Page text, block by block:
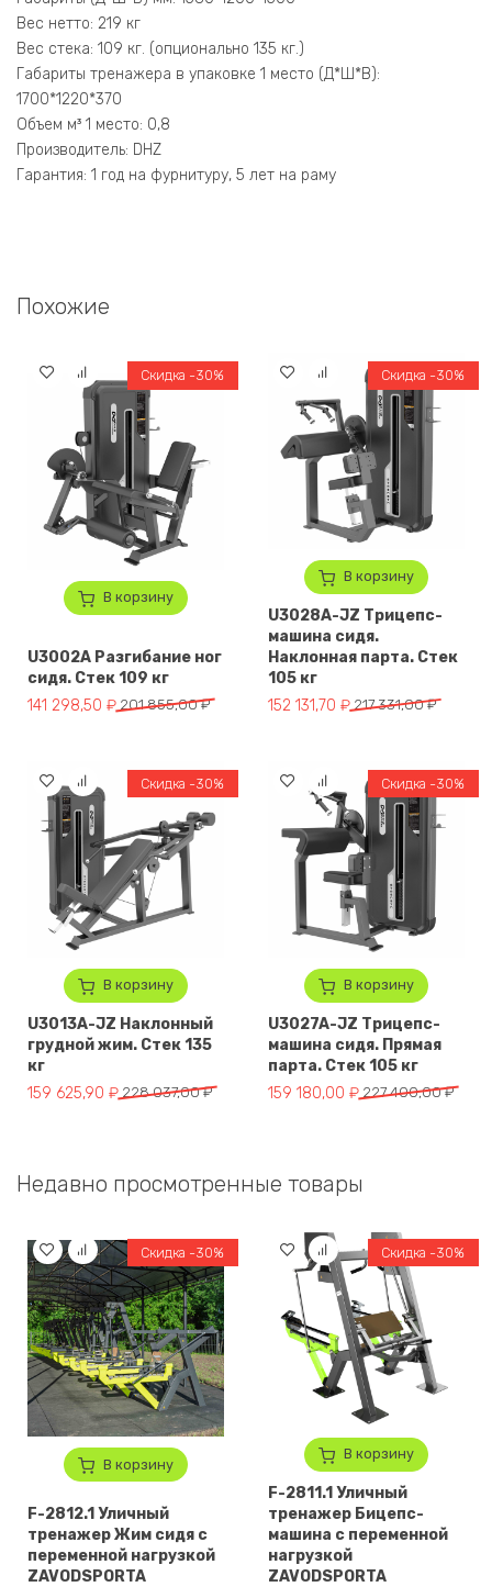
Вес нетто: 219 кг
Вес стека: 109 кг. (опционально 135 кг.)
Габариты тренажера в упаковке 1 место (Д*Ш*В):
1700*1220*370
Объем м³ 1 место: 0,8
Производитель: DHZ
Гарантия: 1 год на фурнитуру, 5 лет на раму
Похожие
В корзину
Скидка -30%
U3002A Разгибание ног
сидя. Стек 109 кг
201 855,00₽
Первоначальная цена составляла 201 855,00 ₽.
141 298,50 ₽
Текущая цена: 141 298,50 ₽.
В корзину
Скидка -30%
U3028A-JZ Трицепс-
машина сидя.
Наклонная парта. Стек
105 кг
217 331,00₽
Первоначальная цена
152 131,70 ₽
Текущая цена: 152 131,70 ₽.
В корзину
Скидка -30%
U3013A-JZ Наклонный
грудной жим. Стек 135
кг
228 037,00₽
Первоначальная цена составляла 228 037,00 ₽.
159 625,90 ₽
Текущая цена: 159 625,90 ₽.
В корзину
Скидка -30%
U3027A-JZ Трицепс-
машина сидя. Прямая
парта. Стек 105 кг
227 400,00₽
Первоначальная цена
159 180,00 ₽
Текущая цена: 159 180,00 ₽.
Недавно просмотренные товары
В корзину
Скидка -30%
F-2812.1 Уличный
тренажер Жим сидя с
переменной нагрузкой
ZAVODSPORTA
В корзину
Скидка -30%
F-2811.1 Уличный
тренажер Бицепс-
машина с переменной
нагрузкой
ZAVODSPORTA